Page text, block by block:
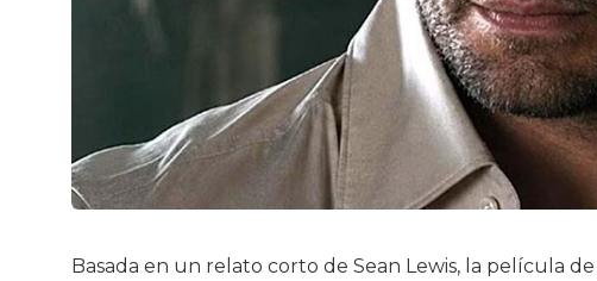
Basada en un relato corto de Sean Lewis, la película